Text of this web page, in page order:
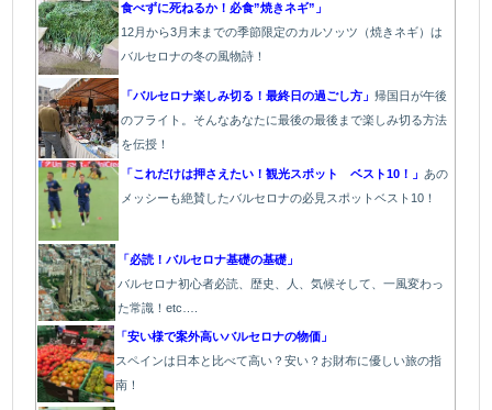
食べずに死ねるか！必食”焼きネギ”」
12月から3月末までの季節限定のカルソッツ（焼きネギ）は
バルセロナの冬の風物詩！
「バルセロナ楽しみ切る！最終日の過ごし方」帰国日が午後
のフライト。そんなあなたに最後の最後まで楽しみ切る方法
を伝授！
「これだけは押さえたい！観光スポット ベスト10！」 あの
メッシーも絶賛したバルセロナの必見スポットベスト10！
「必読！バルセロナ基礎の基礎」
バルセロナ初心者必読、歴史、人、気候そして、一風変わっ
た常識！etc….
「安い様で案外高いバルセロナの物価」
スペインは日本と比べて高い？安い？お財布に優しい旅の指
南！